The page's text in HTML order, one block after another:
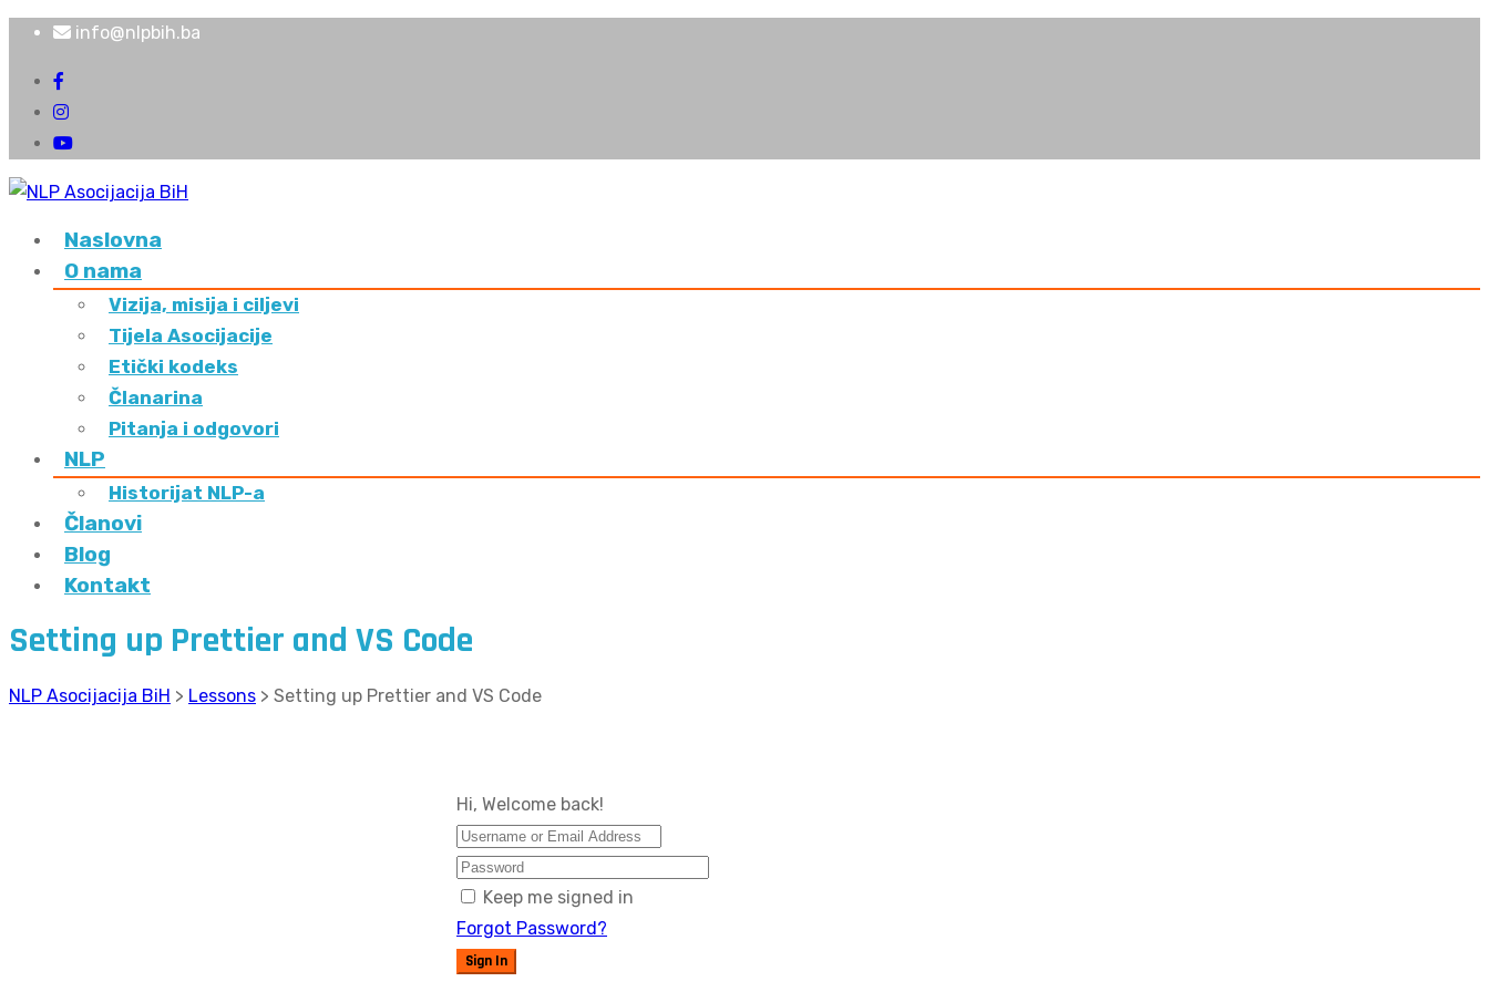
info@nlpbih.ba
Naslovna
O nama
Vizija, misija i ciljevi
Tijela Asocijacije
Etički kodeks
Članarina
Pitanja i odgovori
NLP
Historijat NLP-a
Članovi
Blog
Kontakt
Setting up Prettier and VS Code
NLP Asocijacija BiH > Lessons > Setting up Prettier and VS Code
Hi, Welcome back!
Keep me signed in
Forgot Password?
Sign In